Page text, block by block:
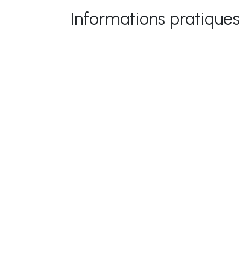
Informations pratiques